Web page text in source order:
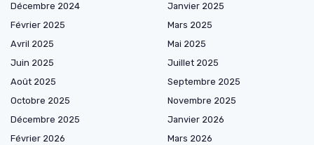
Décembre 2024
Janvier 2025
Février 2025
Mars 2025
Avril 2025
Mai 2025
Juin 2025
Juillet 2025
Août 2025
Septembre 2025
Octobre 2025
Novembre 2025
Décembre 2025
Janvier 2026
Février 2026
Mars 2026